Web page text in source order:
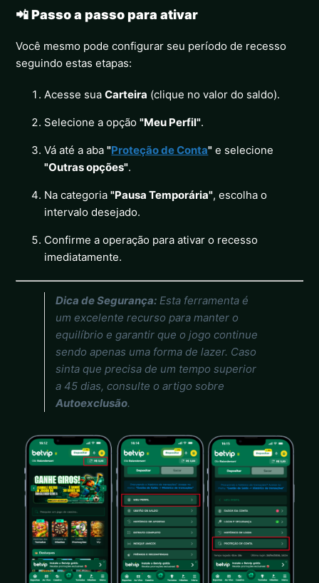
📲 Passo a passo para ativar
Você mesmo pode configurar seu período de recesso
seguindo estas etapas:
Acesse suaCarteira (clique no valor do saldo).
Selecione a opção"Meu Perfil".
Vá até a aba"Proteção de Conta" e selecione
"Outras opções".
Na categoria"Pausa Temporária", escolha o
intervalo desejado.
Confirme a operação para ativar o recesso
imediatamente.
Dica de Segurança: Esta ferramenta é
um excelente recurso para manter o
equilíbrio e garantir que o jogo continue
sendo apenas uma forma de lazer. Caso
sinta que precisa de um tempo superior
a 45 dias, consulte o artigo sobre
Autoexclusão.